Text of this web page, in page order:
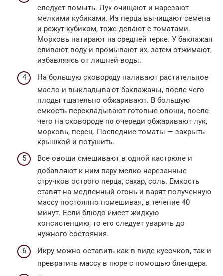
следует помыть. Лук очищают и нарезают
мелкими кубиками. Из перца вычищают семена
и режут кубиком, тоже делают с томатами.
Морковь натирают на средней терке. У баклажан
сливают воду и промывают их, затем отжимают,
избавляясь от лишней воды.
На большую сковороду наливают растительное
масло и выкладывают баклажаны, после чего
плоды тщательно обжаривают. В большую
емкость перекладывают готовые овощи, после
чего на сковороде по очереди обжаривают лук,
морковь, перец. Последние томаты — закрыть
крышкой и потушить.
Все овощи смешивают в одной кастрюле и
добавляют к ним пару мелко нарезанные
стручков острого перца, сахар, соль. Емкость
ставят на медленный огонь и варят полученную
массу постоянно помешивая, в течение 40
минут. Если блюдо имеет жидкую
консистенцию, то его следует уварить до
нужного состояния.
Икру можно оставить как в виде кусочков, так и
превратить массу в пюре с помощью блендера.